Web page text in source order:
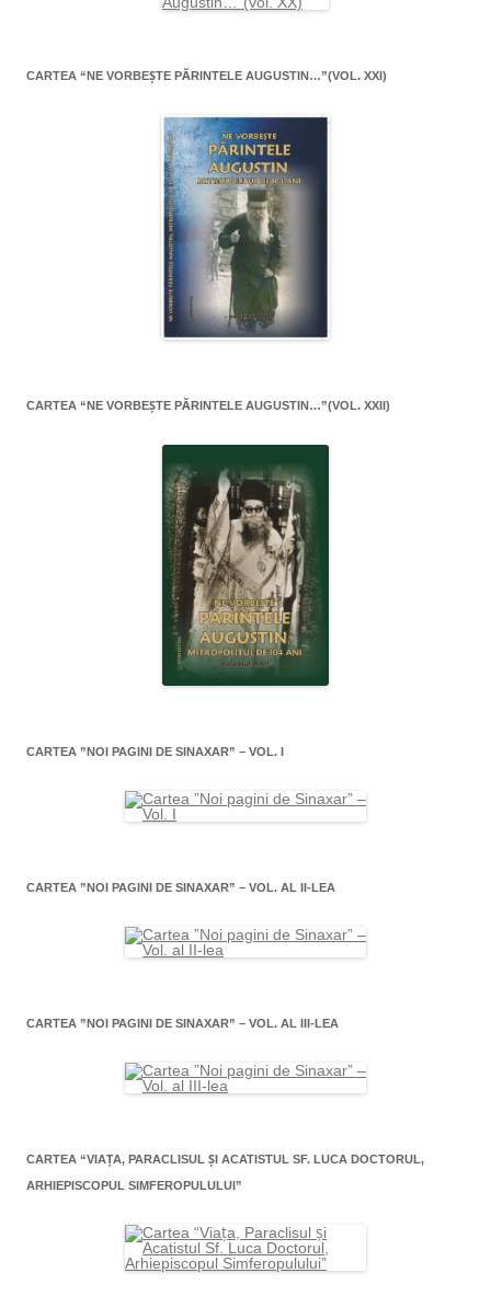
CARTEA “NE VORBEŞTE PĂRINTELE AUGUSTIN…”(VOL. XXI)
CARTEA “NE VORBEŞTE PĂRINTELE AUGUSTIN…”(VOL. XXII)
CARTEA ”NOI PAGINI DE SINAXAR” – VOL. I
CARTEA ”NOI PAGINI DE SINAXAR” – VOL. AL II-LEA
CARTEA ”NOI PAGINI DE SINAXAR” – VOL. AL III-LEA
CARTEA “VIAŢA, PARACLISUL ŞI ACATISTUL SF. LUCA DOCTORUL,
ARHIEPISCOPUL SIMFEROPULULUI”